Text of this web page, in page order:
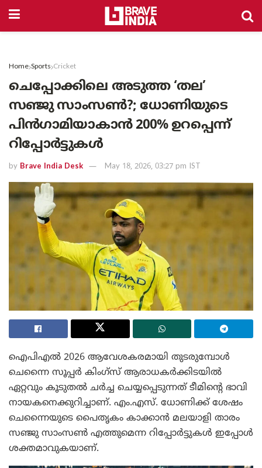
Home Sports Cricket
ചെപ്പോക്കിലെ അടുത്ത ‘തല’
സഞ്ജു സാംസൺ?; ധോണിയുടെ
പിൻഗാമിയാകാൻ 200% ഉറപ്പെന്ന്
റിപ്പോർട്ടുകൾ
by Brave India Desk May 18, 2026, 03:27 pm IST
ഐപിഎൽ 2026 ആവേശകരമായി തുടരുമ്പോൾ
ചെന്നൈ സൂപ്പർ കിംഗ്‌സ് ആരാധകർക്കിടയിൽ
ഏറ്റവും കൂടുതൽ ചർച്ച ചെയ്യപ്പെടുന്നത് ടീമിന്റെ ഭാവി
നായകനെക്കുറിച്ചാണ്. എം.എസ്. ധോണിക്ക് ശേഷം
ചെന്നൈയുടെ പൈതൃകം കാക്കാൻ മലയാളി താരം
സഞ്ജു സാംസൺ എത്തുമെന്ന റിപ്പോർട്ടുകൾ ഇപ്പോൾ
ശക്തമാവുകയാണ്.